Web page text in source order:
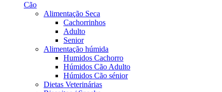
Cão
Alimentação Seca
Cachorrinhos
Adulto
Senior
Alimentação húmida
Humidos Cachorro
Húmidos Cão Adulto
Húmidos Cão sénior
Dietas Veterinárias